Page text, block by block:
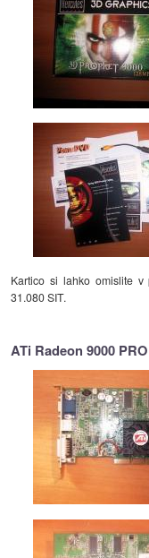
Kartico si lahko omislite
31.080 SIT.
ATi Radeon 9000